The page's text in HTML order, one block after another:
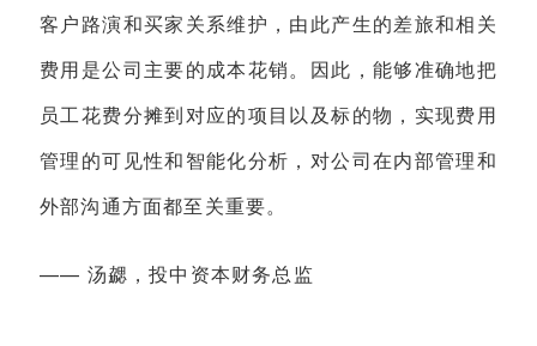
客户路演和买家关系维护，由此产生的差旅和相关
费用是公司主要的成本花销。因此，能够准确地把
员工花费分摊到对应的项目以及标的物，实现费用
管理的可见性和智能化分析，对公司在内部管理和
外部沟通方面都至关重要。
—— 汤勰，投中资本财务总监